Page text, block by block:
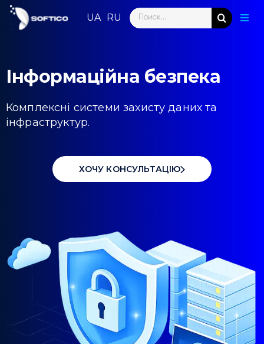
Skip
content
Search
for:
Інформаційна безпека
Комплексні системи захисту даних та
інфраструктур.
ХОЧУ КОНСУЛЬТАЦІЮ